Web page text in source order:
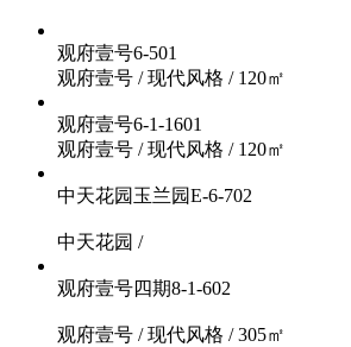
观府壹号6-501
观府壹号 /现代风格 / 120㎡
观府壹号6-1-1601
观府壹号 /现代风格 / 120㎡
中天花园玉兰园E-6-702
中天花园 /
观府壹号四期8-1-602
观府壹号 /现代风格 /305㎡